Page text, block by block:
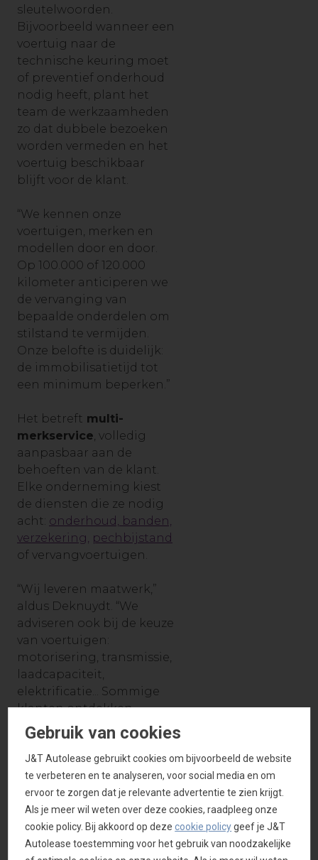
sleutelwoorden.
Bijvoorbeeld wanneer een
voertuig naar de
technische keuring moet
of preventief onderhoud
nodig heeft, plant het
team de werkzaamheden
zo dat dubbele bezoeken
worden vermeden en het
voertuig beschikbaar
blijft voor de klant.
“We kennen onze
voertuigen, merken en
modellen door en door.
Op 100.000 of 120.000
kilometer anticiperen we
de vervanging van
bepaalde onderdelen om
stilstand te vermijden.
Onze belofte is duidelijk:
de immobilisatietijd tot
een minimum beperken.”
Het betreft multi-
merkservice, volledig
aanpasbaar aan de
behoeften van de klant.
Elke onderneming kiest
de diensten die ze nodig
acht: onderhoud, banden,
verzekering, pechbijstand
of vervangvoertuigen.
“Wij leveren maatwerk,”
aldus Deknuydt. “We
adviseren ook bij de keuze
van voertuigen:
motorisering, transmissie,
laadcapaciteit,
elektrificatie... Sommige
klanten ontdekken
bijvoorbeeld dat
overstappen op elektrisch
rijden hun laad- en
planningsgewoonten
beïnvloedt. Wij
begeleiden hen om
verrassingen te
voorkomen.”
Gebruik van cookies
J&T Autolease gebruikt cookies om bijvoorbeeld de website
te verbeteren en te analyseren, voor social media en om
ervoor te zorgen dat je relevante advertentie te zien krijgt.
Als je meer wil weten over deze cookies, raadpleeg onze
cookie policy. Bij akkoord op dezecookie policygeef je J&T
Autolease toestemming voor het gebruik van noodzakelijke